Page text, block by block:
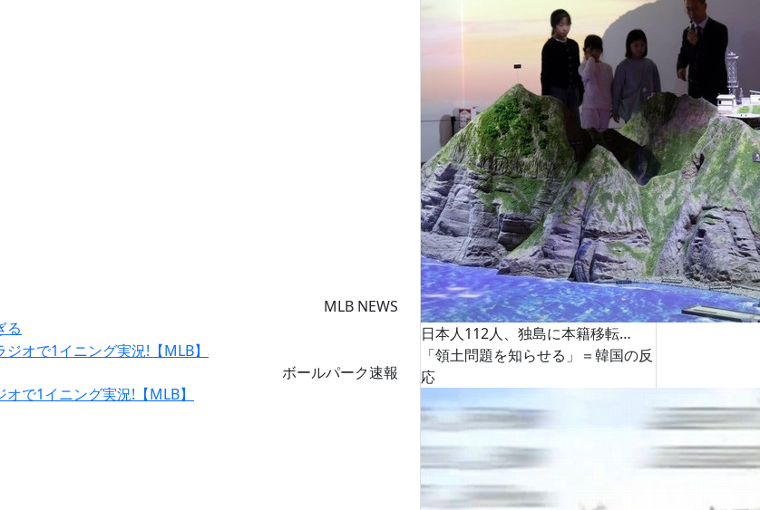
MLB NEWS
る
ボールパーク速報
で1イニング実況!【MLB】
日本人112人、独島に本籍移転…
「領土問題を知らせる」＝韓国の反
応